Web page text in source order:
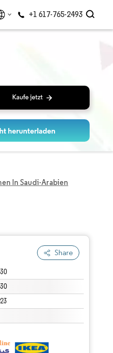
+1 617-765-2493
In Saudi-Arabien
Share